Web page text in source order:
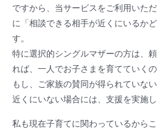
ですから、当サービスをご利用いた
に「相談できる相手が近くにいるか
す。
特に選択的シングルマザーの方は、
れば、一人でお子さまを育てていく
もし、ご家族の賛同が得られていな
近くにいない場合には、支援を実施し
私も現在子育てに関わっているから